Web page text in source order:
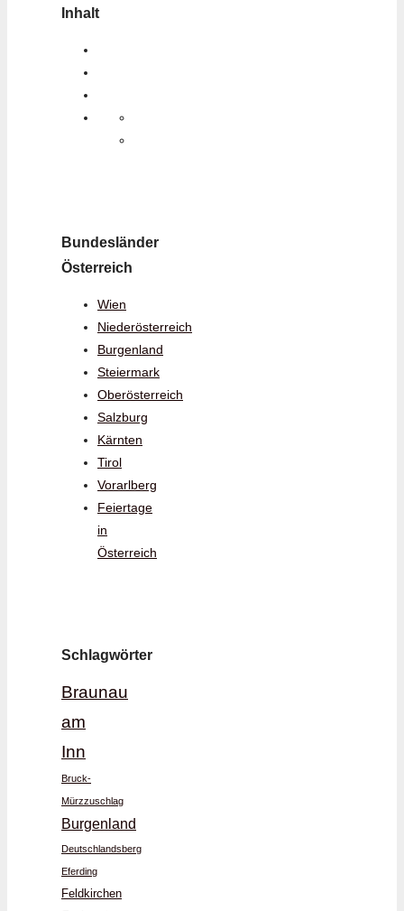
Inhalt
Bundesländer
Österreich
Wien
Niederösterreich
Burgenland
Steiermark
Oberösterreich
Salzburg
Kärnten
Tirol
Vorarlberg
Feiertage
in
Österreich
Schlagwörter
Braunau
am
Inn
Bruck-
Mürzzuschlag
Burgenland
Deutschlandsberg
Eferding
Feldkirchen